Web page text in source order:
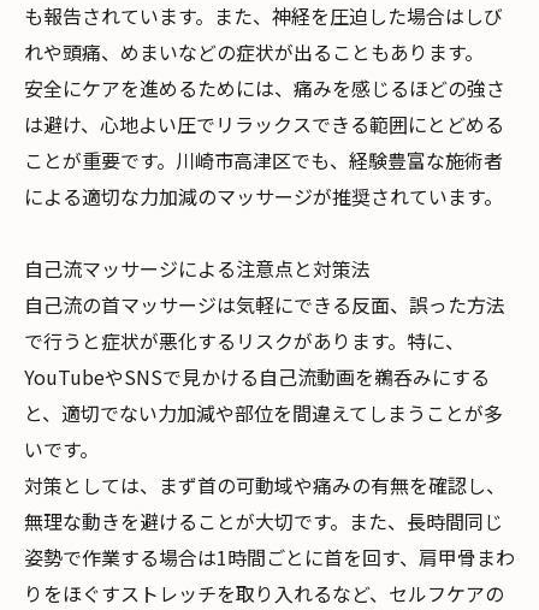
も報告されています。また、神経を圧迫した場合はしび
れや頭痛、めまいなどの症状が出ることもあります。
安全にケアを進めるためには、痛みを感じるほどの強さ
は避け、心地よい圧でリラックスできる範囲にとどめる
ことが重要です。川崎市高津区でも、経験豊富な施術者
による適切な力加減のマッサージが推奨されています。
自己流マッサージによる注意点と対策法
自己流の首マッサージは気軽にできる反面、誤った方法
で行うと症状が悪化するリスクがあります。特に、
YouTubeやSNSで見かける自己流動画を鵜呑みにする
と、適切でない力加減や部位を間違えてしまうことが多
いです。
対策としては、まず首の可動域や痛みの有無を確認し、
無理な動きを避けることが大切です。また、長時間同じ
姿勢で作業する場合は1時間ごとに首を回す、肩甲骨まわ
りをほぐすストレッチを取り入れるなど、セルフケアの